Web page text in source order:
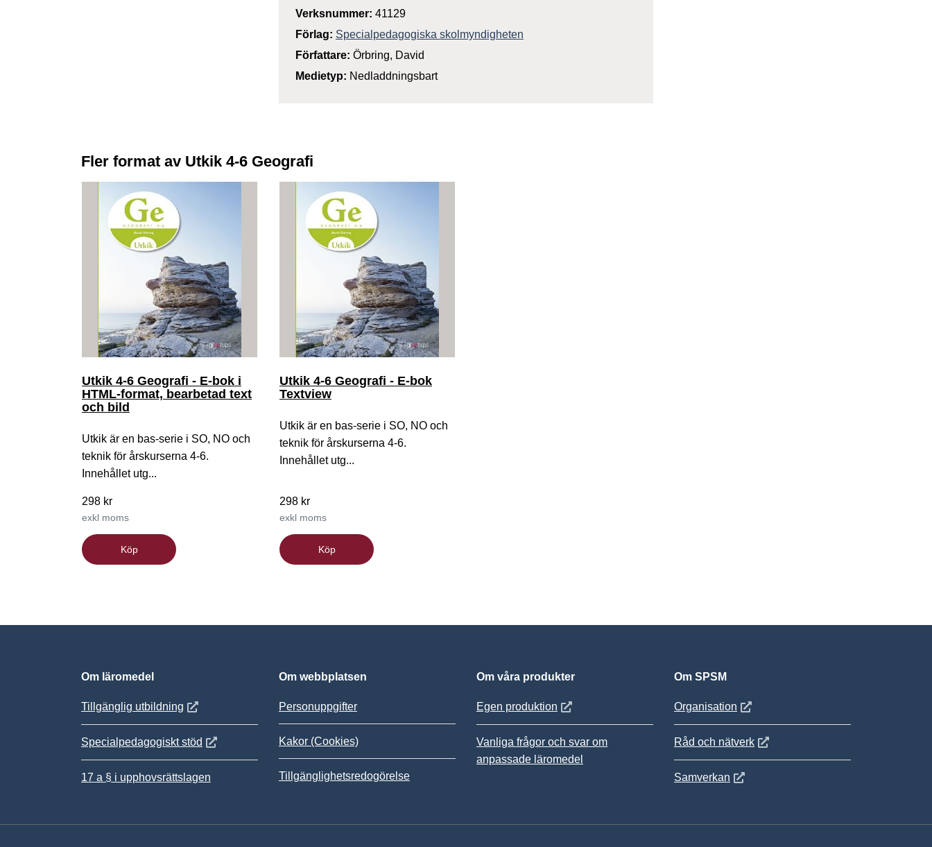
Verksnummer: 41129
Förlag: Specialpedagogiska skolmyndigheten
Författare: Örbring, David
Medietyp: Nedladdningsbart
Fler format av Utkik 4-6 Geografi
Utkik 4-6 Geografi - E-bok i
HTML-format, bearbetad text
och bild
Utkik är en bas-serie i SO, NO och
teknik för årskurserna 4-6.
Innehållet utg...
298 kr
exkl moms
Köp
Utkik 4-6 Geografi - E-bok
Textview
Utkik är en bas-serie i SO, NO och
teknik för årskurserna 4-6.
Innehållet utg...
298 kr
exkl moms
Köp
Om läromedel
Tillgänglig utbildning Öppnas i nytt fönster
Specialpedagogiskt stöd Öppnas i nytt fönster
17 a § i upphovsrättslagen
Om webbplatsen
Personuppgifter
Kakor (Cookies)
Tillgänglighetsredogörelse
Om våra produkter
Egen produktion Öppnas i nytt fönster
Vanliga frågor och svar om
anpassade läromedel
Om SPSM
Organisation Öppnas i nytt fönster
Råd och nätverkÖppnas i nytt fönster
Samverkan Öppnas i nytt fönster